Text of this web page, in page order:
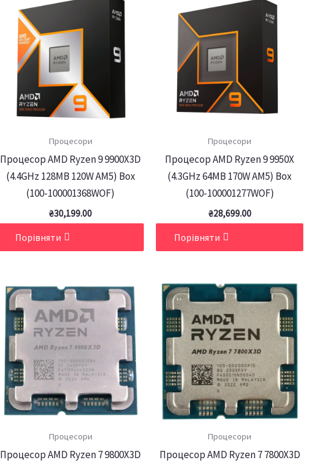
Процесори
Процесор AMD Ryzen 9 9900X3D
(4.4GHz 128MB 120W AM5) Box
(100-100001368WOF)
₴30,199.00
Порівняти
Процесори
Процесор AMD Ryzen 9 9950X
(4.3GHz 64MB 170W AM5) Box
(100-100001277WOF)
₴28,699.00
Порівняти
Процесори
Процесор AMD Ryzen 7 9800X3D
Процесори
Процесор AMD Ryzen 7 7800X3D